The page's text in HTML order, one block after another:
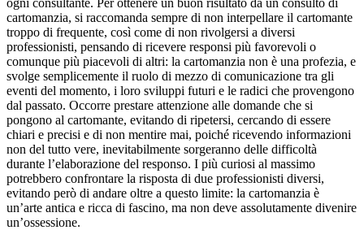
cartomanzia, si raccomanda sempre di non interpellare il cartomante
troppo di frequente, così come di non rivolgersi a diversi
professionisti, pensando di ricevere responsi più favorevoli o
comunque più piacevoli di altri: la cartomanzia non è una profezia, e
svolge semplicemente il ruolo di mezzo di comunicazione tra gli
eventi del momento, i loro sviluppi futuri e le radici che provengono
dal passato. Occorre prestare attenzione alle domande che si
pongono al cartomante, evitando di ripetersi, cercando di essere
chiari e precisi e di non mentire mai, poiché ricevendo informazioni
non del tutto vere, inevitabilmente sorgeranno delle difficoltà
durante l’elaborazione del responso. I più curiosi al massimo
potrebbero confrontare la risposta di due professionisti diversi,
evitando però di andare oltre a questo limite: la cartomanzia è
un’arte antica e ricca di fascino, ma non deve assolutamente divenire
un’ossessione.